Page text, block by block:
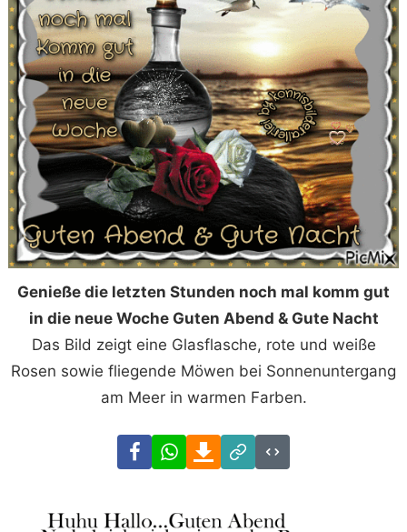
Genieße die letzten Stunden noch mal komm gut
in die neue Woche Guten Abend & Gute Nacht
Das Bild zeigt eine Glasflasche, rote und weiße
Rosen sowie fliegende Möwen bei Sonnenuntergang
am Meer in warmen Farben.
FacebookWhatsAppDownload
Link
Code